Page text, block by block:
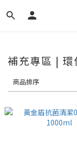
補充專區 | 環
商品排序